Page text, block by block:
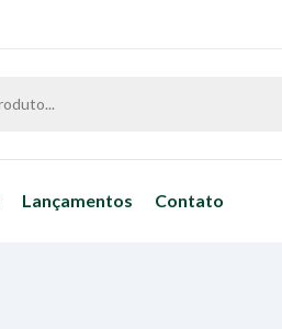
Lançamentos Contato